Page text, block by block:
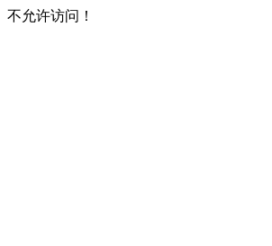
不允许访问！